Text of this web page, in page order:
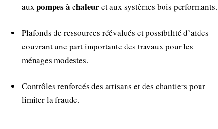
aux pompes à chaleuret aux systèmes bois performants.
Plafonds de ressources réévalués et possibilité d’aides
couvrant une part importante des travaux pour les
ménages modestes.
Contrôles renforcés des artisans et des chantiers pour
limiter la fraude.